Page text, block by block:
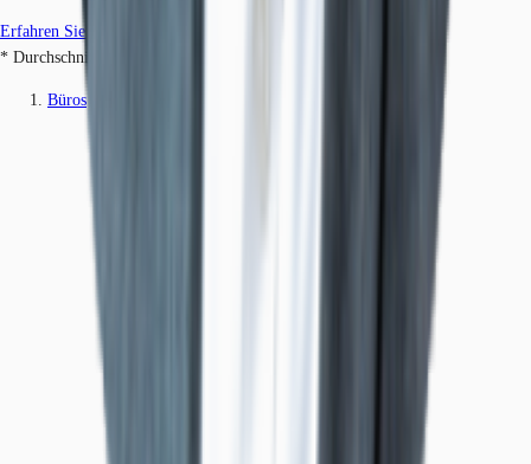
Erfahren Sie mehr
* Durchschnittspreis auf Grundlage historischer Transaktionen.
Büros